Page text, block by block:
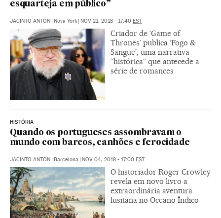
esquarteja em público”
JACINTO ANTÓN | Nova York | NOV 21, 2018 - 17:40 EST
Criador de ‘Game of
Thrones’ publica ‘Fogo &
Sangue', uma narrativa
“histórica” que antecede a
série de romances
HISTÓRIA
Quando os portugueses assombravam o
mundo com barcos, canhões e ferocidade
JACINTO ANTÓN | Barcelona | NOV 04, 2018 - 17:00 EST
O historiador Roger Crowley
revela em novo livro a
extraordinária aventura
lusitana no Oceano Índico